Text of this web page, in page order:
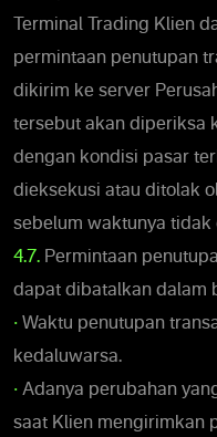
Terminal Trading Klien
permintaan penutupan
dikirim ke server
tersebut akan diperiksa
dengan kondisi pasar
dieksekusi atau ditolak
sebelum waktunya tidak
4.7. Permintaan
dapat dibatalkan dalam
• Waktu penutupan
kedaluwarsa.
• Adanya perubahan
saat Klien mengirimkan